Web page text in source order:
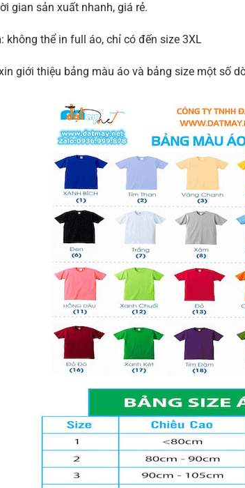
gian sản xuất nhanh, giá rẻ.
không thể in full áo, chỉ có đến size 3XL
giới thiệu bảng màu áo và bảng size một số